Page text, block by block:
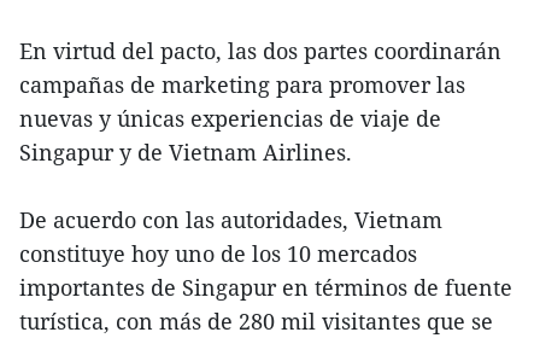
En virtud del pacto, las dos partes coordinarán
campañas de marketing para promover las
nuevas y únicas experiencias de viaje de
Singapur y de Vietnam Airlines.
De acuerdo con las autoridades, Vietnam
constituye hoy uno de los 10 mercados
importantes de Singapur en términos de fuente
turística, con más de 280 mil visitantes que se